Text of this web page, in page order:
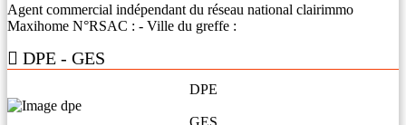
Agent commercial indépendant du réseau national clairimmo
Maxihome N°RSAC : - Ville du greffe :
DPE - GES
DPE
GES